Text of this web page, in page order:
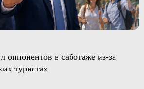
оппонентов в саботаже из-за
туристах